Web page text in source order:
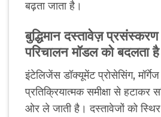
बढ़ता जाता है।
बुद्धिमान दस्तावेज़
परिचालन मॉडल को बदलता है
इंटेलिजेंस डॉक्यूमेंट प्रोसेसिंग,
प्रतिक्रियात्मक समीक्षा से हटाकर
ओर ले जाती है। दस्तावेजों को